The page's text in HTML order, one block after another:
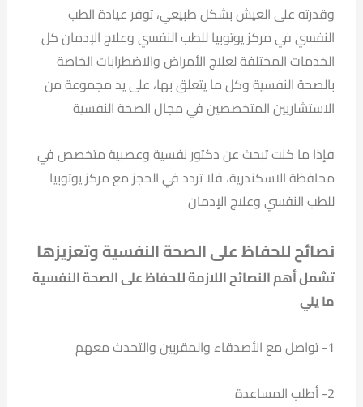
وقدرته على العيش بشكل طبيعي، توفر عيادة الطب
النفسي في مركز يوتوبيا للطب النفسي وعلاج الإدمان كل
الخدمات المختلفة لعلاج الأمراض والاضطرابات الخاصة
بالصحة النفسية وكل ما يتعلق بها، على يد مجموعة من
الاستشاريين المتخصصين في مجال الصحة النفسية
فإذا ما كنت تبحث عن دكتور نفسية وعصبية متخصص في
محافظة الاسكندرية، فلا تردد في الحجز مع مركز يوتوبيا
للطب النفسي وعلاج الإدمان
نصائح للحفاظ على الصحة النفسية وتعزيزها
تشمل أهم النصائح اللازمة للحفاظ على الصحة النفسية
ما يلي
1- تواصل مع الأصدقاء والمقربين والتحدث معهم
2- أطلب المساعدة